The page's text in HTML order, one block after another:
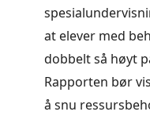
at elever med
dobbelt så høyt
Rapporten bør
å snu